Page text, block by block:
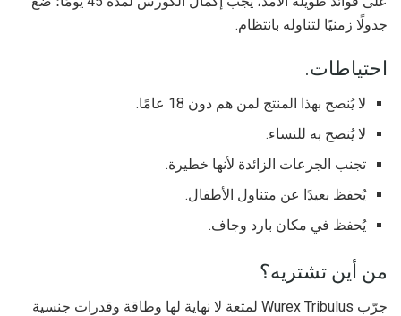
جدولًا زمنيًا لتناوله بانتظام.
احتياطات.
لا يُنصح بهذا المنتج لمن هم دون 18 عامًا.
لا يُنصح به للنساء.
تجنب الجرعات الزائدة لأنها خطيرة.
يُحفظ بعيدًا عن متناول الأطفال.
يُحفظ في مكان بارد وجاف.
من أين تشتريه؟
جرّب Wurex Tribulus لمتعة لا نهاية لها وطاقة وقدرات جنسية